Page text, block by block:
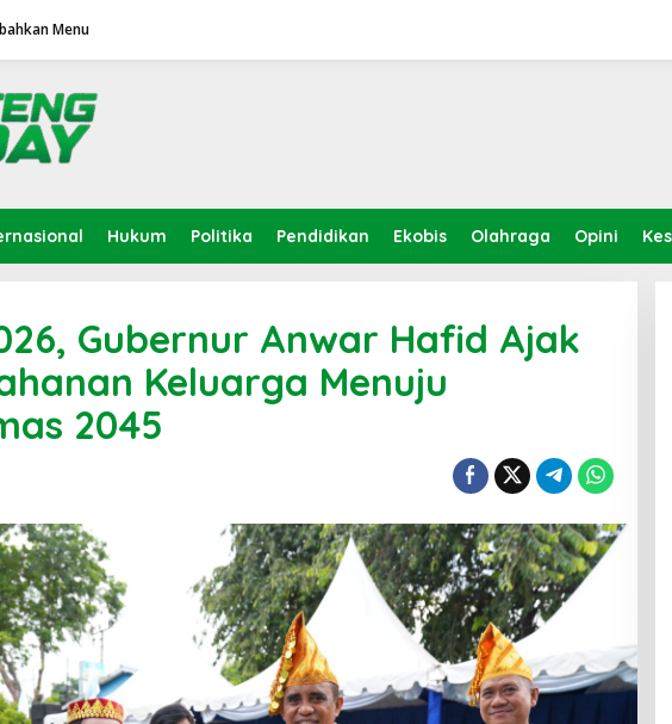
Menu
Hukum Politika Pendidikan Ekobis Olahraga Opini
Gubernur Anwar Hafid Ajak
Keluarga Menuju
2045